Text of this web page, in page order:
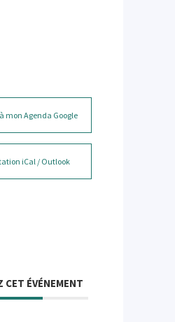
mon Agenda Google
iCal / Outlook
CET ÉVÉNEMENT